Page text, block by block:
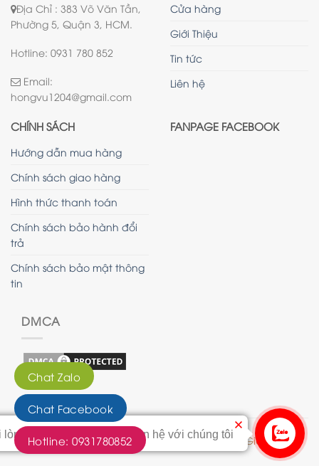
Địa Chỉ : 383 Võ Văn Tần,
Phường 5, Quận 3, HCM.
Hotline: 0931 780 852
Email:
hongvu1204@gmail.com
Cửa hàng
Giới Thiệu
Tin tức
Liên hệ
CHÍNH SÁCH
Hướng dẫn mua hàng
Chính sách giao hàng
Hình thức thanh toán
Chính sách bảo hành đổi
trả
Chính sách bảo mật thông
tin
DMCA
FANPAGE FACEBOOK
© 2020 - Bản quyền của Tranh Hoàng Gia
Chat Zalo
Chat Facebook
Hotline: 0931780852
lòng bấm vào nút này để liên hệ với chúng tôi